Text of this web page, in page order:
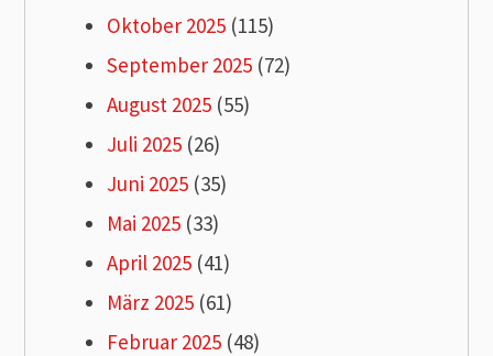
Oktober 2025 (115)
September 2025 (72)
August 2025 (55)
Juli 2025 (26)
Juni 2025 (35)
Mai 2025 (33)
April 2025 (41)
März 2025 (61)
Februar 2025 (48)